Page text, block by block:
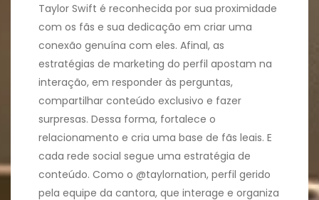
Taylor Swift é reconhecida por sua proximidade
com os fãs e sua dedicação em criar uma
conexão genuína com eles. Afinal, as
estratégias de marketing do perfil apostam na
interação, em responder às perguntas,
compartilhar conteúdo exclusivo e fazer
surpresas. Dessa forma, fortalece o
relacionamento e cria uma base de fãs leais. E
cada rede social segue uma estratégia de
conteúdo. Como o @‌taylornation, perfil gerido
pela equipe da cantora, que interage e organiza